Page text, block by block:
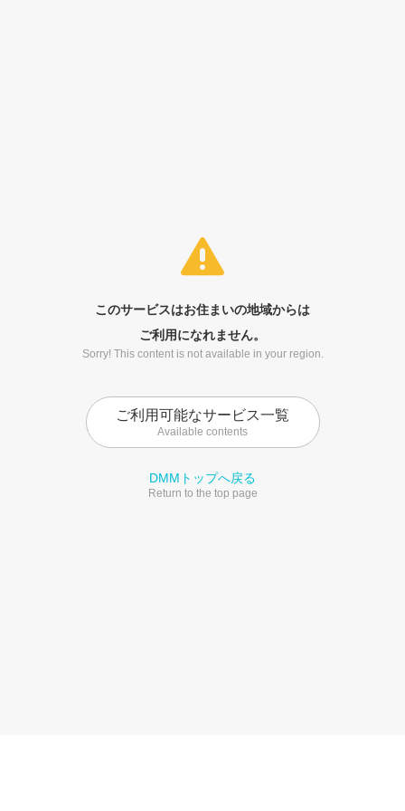
このサービスはお住まいの地域からは
ご利用になれません。
Sorry! This content is not available in your region.
ご利用可能なサービス一覧
Available contents
DMMトップへ戻る
Return to the top page